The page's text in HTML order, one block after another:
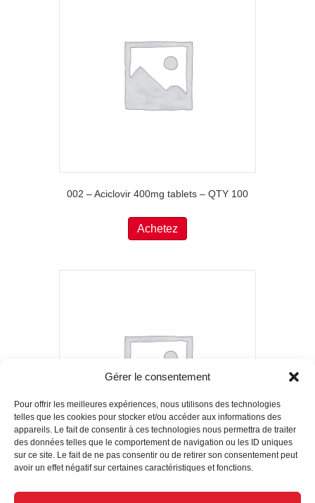
Gérer le consentement
Pour offrir les meilleures expériences, nous utilisons des technologies
telles que les cookies pour stocker et/ou accéder aux informations des
appareils. Le fait de consentir à ces technologies nous permettra de traiter
des données telles que le comportement de navigation ou les ID uniques
sur ce site. Le fait de ne pas consentir ou de retirer son consentement peut
avoir un effet négatif sur certaines caractéristiques et fonctions.
002 – Aciclovir 400mg tablets – QTY 100
Achetez